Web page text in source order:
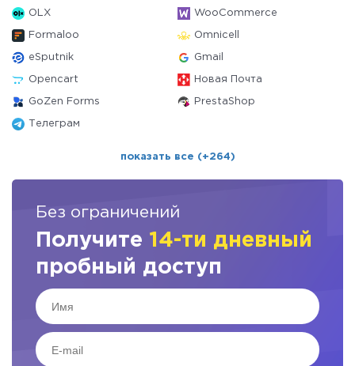
OLX WooCommerce
Formaloo Omnicell
eSputnik Gmail
Opencart Новая Почта
GoZen Forms PrestaShop
Телеграм
показать все (+264)
Без ограничений
Получите 14-ти дневный
пробный доступ